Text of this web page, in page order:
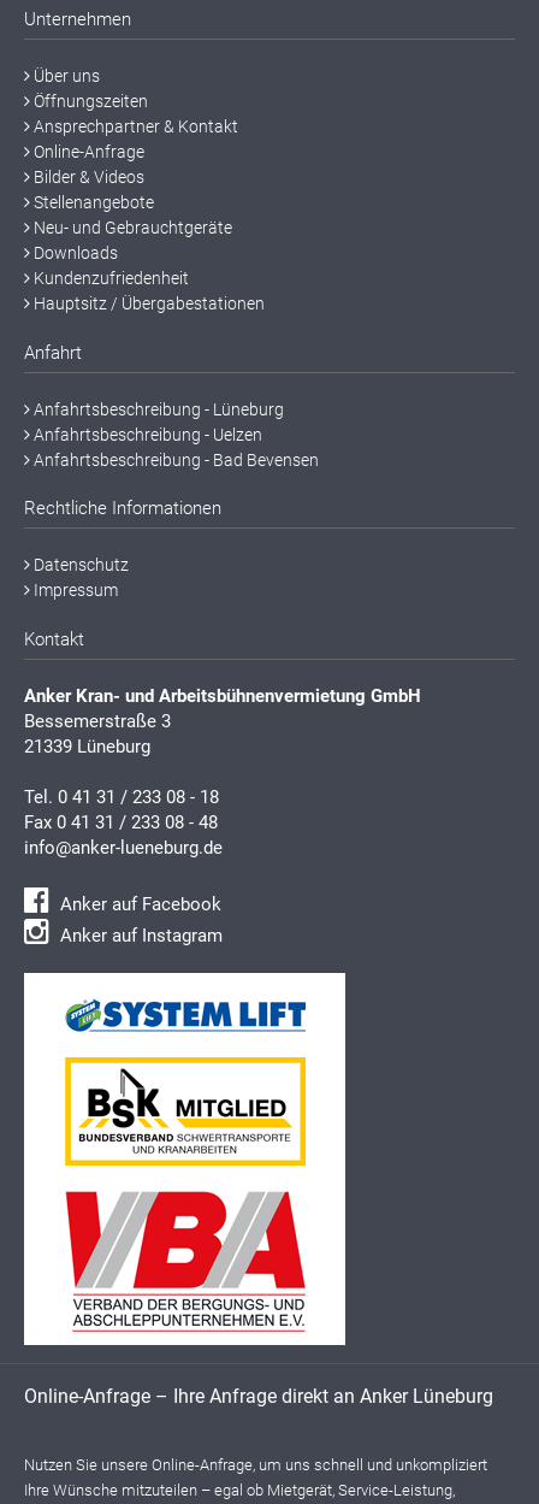
Unternehmen
Über uns
Öffnungszeiten
Ansprechpartner & Kontakt
Online-Anfrage
Bilder & Videos
Stellenangebote
Neu- und Gebrauchtgeräte
Downloads
Kundenzufriedenheit
Hauptsitz / Übergabestationen
Anfahrt
Anfahrtsbeschreibung - Lüneburg
Anfahrtsbeschreibung - Uelzen
Anfahrtsbeschreibung - Bad Bevensen
Rechtliche Informationen
Datenschutz
Impressum
Kontakt
Anker Kran- und Arbeitsbühnenvermietung GmbH
Bessemerstraße 3
21339 Lüneburg
Tel. 0 41 31 / 233 08 - 18
Fax 0 41 31 / 233 08 - 48
info@anker-lueneburg.de
Anker auf Facebook
Anker auf Instagram
Online-Anfrage – Ihre Anfrage direkt an Anker Lüneburg
Nutzen Sie unsere Online-Anfrage, um uns schnell und unkompliziert
Ihre Wünsche mitzuteilen – egal ob Mietgerät, Service-Leistung,